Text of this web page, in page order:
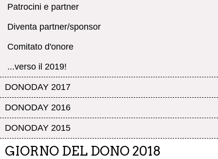
Patrocini e partner
Diventa partner/sponsor
Comitato d'onore
...verso il 2019!
DONODAY 2017
DONODAY 2016
DONODAY 2015
GIORNO DEL DONO 2018